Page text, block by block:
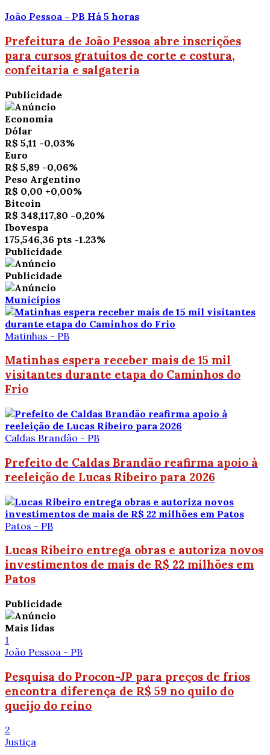
João Pessoa - PB Há 5 horas
Prefeitura de João Pessoa abre inscrições
para cursos gratuitos de corte e costura,
confeitaria e salgateria
Publicidade
Economia
Dólar
R$ 5,11 -0,03%
Euro
R$ 5,89 -0,06%
Peso Argentino
R$ 0,00 +0,00%
Bitcoin
R$ 348,117,80 -0,20%
Ibovespa
175,546,36 pts -1.23%
Publicidade
Publicidade
Municípios
Matinhas - PB
Matinhas espera receber mais de 15 mil
visitantes durante etapa do Caminhos do
Frio
Caldas Brandão - PB
Prefeito de Caldas Brandão reafirma apoio à
reeleição de Lucas Ribeiro para 2026
Patos - PB
Lucas Ribeiro entrega obras e autoriza novos
investimentos de mais de R$ 22 milhões em
Patos
Publicidade
Mais lidas
1
João Pessoa - PB
Pesquisa do Procon-JP para preços de frios
encontra diferença de R$ 59 no quilo do
queijo do reino
2
Justiça